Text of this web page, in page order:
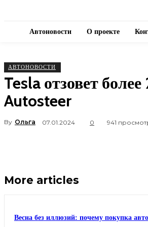
Автоновости О проекте
АВТОНОВОСТИ
Tesla отзовет
Autosteer
By Ольга 07.01.2024 0 941
More articles
Весна без иллюзий: почему покупка